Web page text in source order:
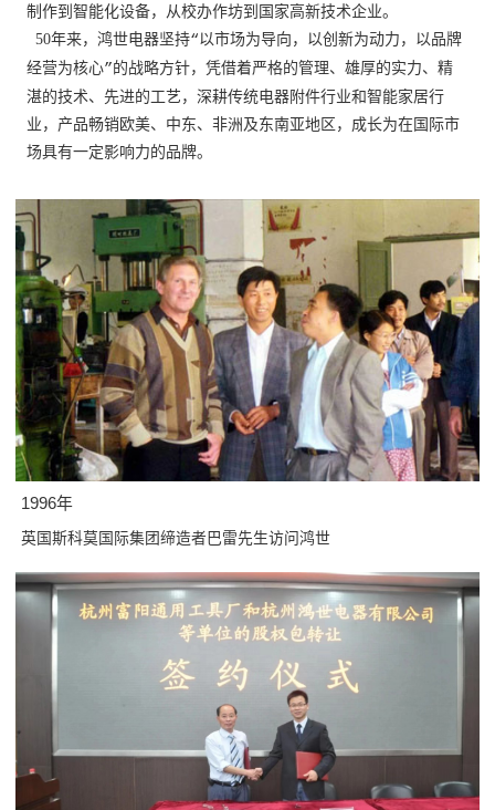
制作到智能化设备，从校办作坊到国家高新技术企业。
50年来，鸿世电器坚持“以市场为导向，以创新为动力，以品牌
经营为核心”的战略方针，凭借着严格的管理、雄厚的实力、精
湛的技术、先进的工艺，深耕传统电器附件行业和智能家居行
业，产品畅销欧美、中东、非洲及东南亚地区，成长为在国际市
场具有一定影响力的品牌。
1996年
英国斯科莫国际集团缔造者巴雷先生访问鸿世